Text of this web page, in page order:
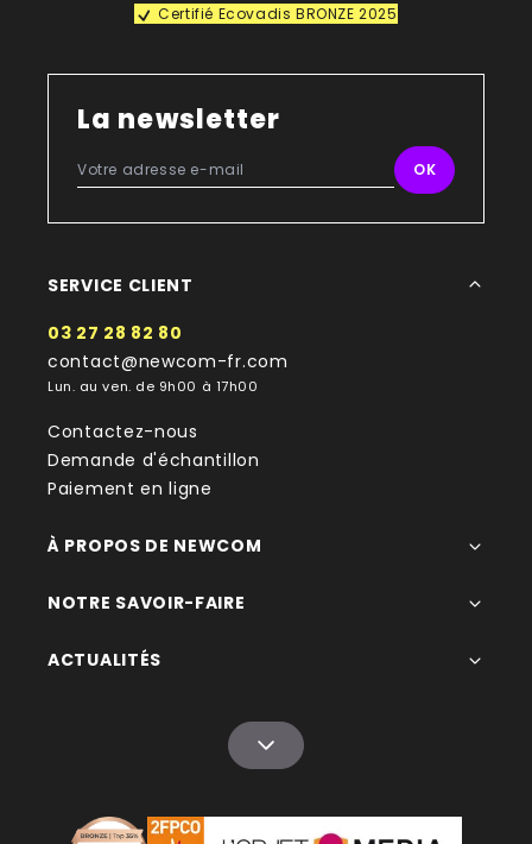
Certifié Ecovadis BRONZE 2025
La newsletter
SERVICE CLIENT
03 27 28 82 80
contact@newcom-fr.com
Lun. au ven. de 9h00 à 17h00
Contactez-nous
Demande d'échantillon
Paiement en ligne
À PROPOS DE NEWCOM
NOTRE SAVOIR-FAIRE
ACTUALITÉS